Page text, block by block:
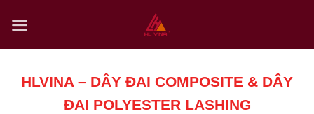
content
HLVINA – DÂY ĐAI COMPOSITE & DÂY
ĐAI POLYESTER LASHING